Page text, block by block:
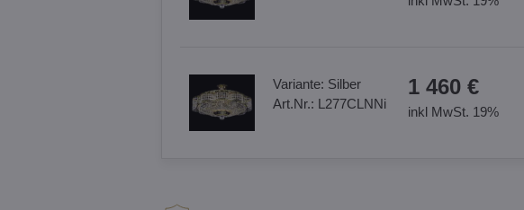
Variante: Silber
Art.Nr.: L277CLNNi
1 460 €
inkl MwSt. 19%